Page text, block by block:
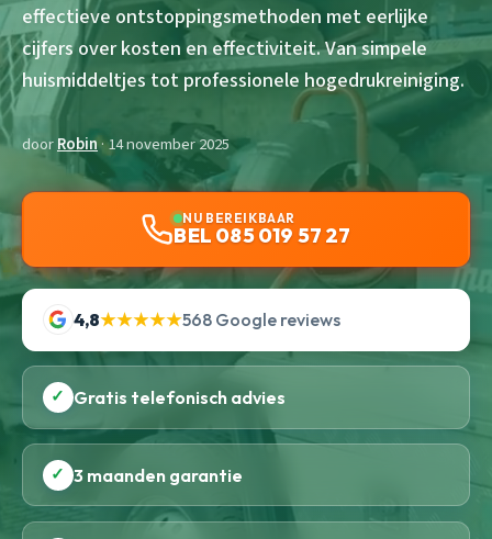
effectieve ontstoppingsmethoden met eerlijke
cijfers over kosten en effectiviteit. Van simpele
huismiddeltjes tot professionele hogedrukreiniging.
doorRobin· 14 november 2025
NU BEREIKBAAR
BEL 085 019 57 27
4,8★★★★★568 Google reviews
✓ Gratis telefonisch advies
✓ 3 maanden garantie